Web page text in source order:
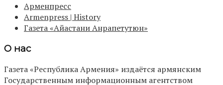
Арменпресс
Armenpress | History
Газета «Айастани Анрапетутюн»
О нас
Газета «Республика Армения» издаётся армянским
Государственным информационным агентством